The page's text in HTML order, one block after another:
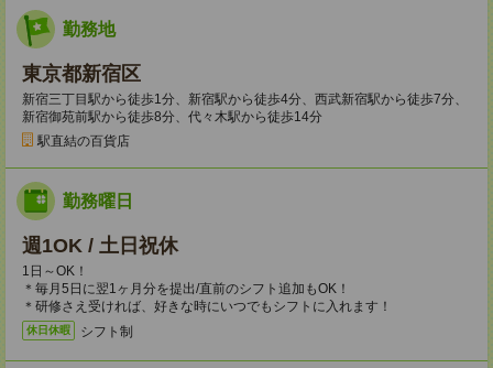
勤務地
東京都新宿区
新宿三丁目駅から徒歩1分、新宿駅から徒歩4分、西武新宿駅から徒歩7分、
新宿御苑前駅から徒歩8分、代々木駅から徒歩14分
駅直結の百貨店
勤務曜日
週1OK / 土日祝休
1日～OK！
＊毎月5日に翌1ヶ月分を提出/直前のシフト追加もOK！
＊研修さえ受ければ、好きな時にいつでもシフトに入れます！
休日休暇 シフト制